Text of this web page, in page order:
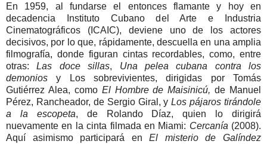
En 1959, al fundarse el entonces flamante y hoy en
decadencia Instituto Cubano del Arte e Industria
Cinematográficos (ICAIC), deviene uno de los actores
decisivos, por lo que, rápidamente, descuella en una amplia
filmografía, donde figuran cintas recordables, como, entre
otras:Las doce sillas, Una pelea cubana contra los
demonios y Los sobrevivientes, dirigidas por Tomás
Gutiérrez Alea, como El Hombre de Maisinicú, de Manuel
Pérez, Rancheador, de Sergio Giral, yLos pájaros tirándole
a la escopeta, de Rolando Díaz, quien lo dirigirá
nuevamente en la cinta filmada en Miami: Cercanía (2008).
Aquí asimismo participará enEl misterio de Galíndez